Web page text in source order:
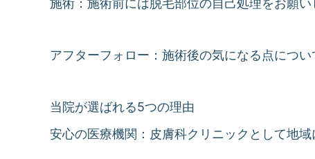
施術：施術前には脱毛部位の自己処理をお願い
アフターフォロー：施術後の気になる点につ
当院が選ばれる5つの理由
安心の医療機関：皮膚科クリニックとして地